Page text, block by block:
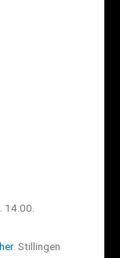
14.00.
her. Stillingen